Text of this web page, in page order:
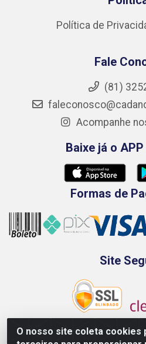
O nosso site coleta cookies
Política de
Fale
(81)
Acompanhe
Baixe já o
Formas de
Site